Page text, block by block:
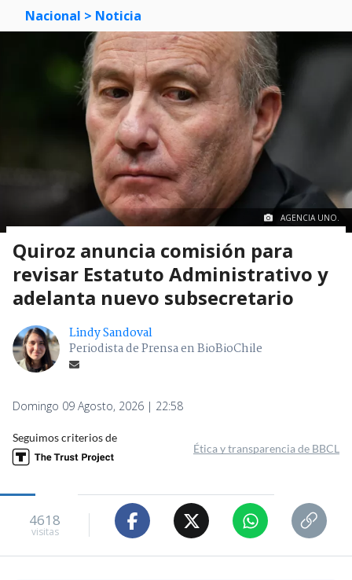
Nacional > Noticia
AGENCIA UNO.
Quiroz anuncia comisión para
revisar Estatuto Administrativo y
adelanta nuevo subsecretario
Lindy Sandoval
Periodista de Prensa en BioBioChile
Domingo 09 Agosto, 2026 | 22:58
Seguimos criterios de
Ética y transparencia de BBCL
4618
visitas